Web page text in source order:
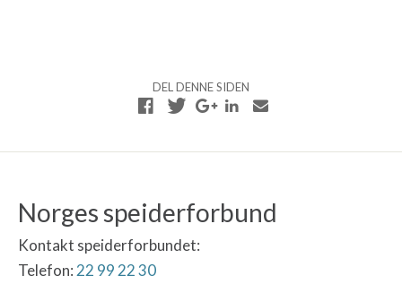
DEL DENNE SIDEN
Norges speiderforbund
Kontakt speiderforbundet:
Telefon: 22 99 22 30